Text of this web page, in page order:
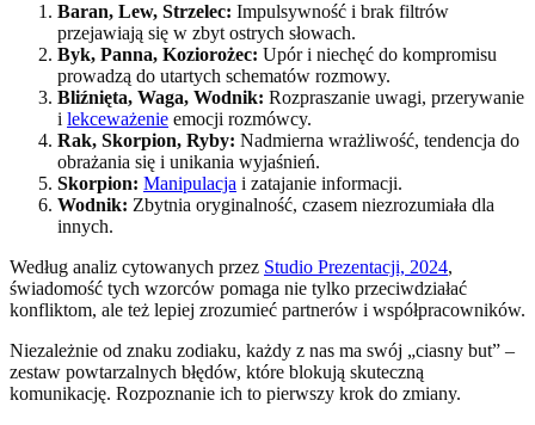
Baran, Lew, Strzelec: Impulsywność i brak filtrów
przejawiają się w zbyt ostrych słowach.
Byk, Panna, Koziorożec: Upór i niechęć do kompromisu
prowadzą do utartych schematów rozmowy.
Bliźnięta, Waga, Wodnik: Rozpraszanie uwagi, przerywanie
i lekceważenie emocji rozmówcy.
Rak, Skorpion, Ryby: Nadmierna wrażliwość, tendencja do
obrażania się i unikania wyjaśnień.
Skorpion: Manipulacja i zatajanie informacji.
Wodnik: Zbytnia oryginalność, czasem niezrozumiała dla
innych.
Według analiz cytowanych przez Studio Prezentacji, 2024,
świadomość tych wzorców pomaga nie tylko przeciwdziałać
konfliktom, ale też lepiej zrozumieć partnerów i współpracowników.
Niezależnie od znaku zodiaku, każdy z nas ma swój „ciasny but” –
zestaw powtarzalnych błędów, które blokują skuteczną
komunikację. Rozpoznanie ich to pierwszy krok do zmiany.